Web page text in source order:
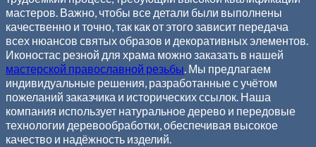
мастеров. Важно, чтобы все детали были выполнены
качественно и точно, так как от этого зависит передача
всех нюансов святых образов и декоративных элементов.
Иконостас резной для храма можно заказать в нашей
мастерской православной резьбы. Мы предлагаем
индивидуальные решения, разработанные с учётом
пожеланий заказчика и исторических ссылок. Наша
компания использует натуральное дерево и передовые
технологии деревообработки, обеспечивая высокое
качество и надёжность изделий.